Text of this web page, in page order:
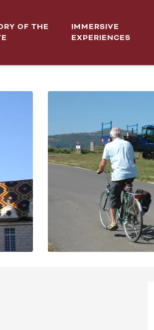
OF THE
IMMERSIVE
EXPERIENCES
À SANTENAY